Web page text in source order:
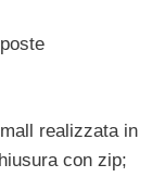
realizzata in
con zip;